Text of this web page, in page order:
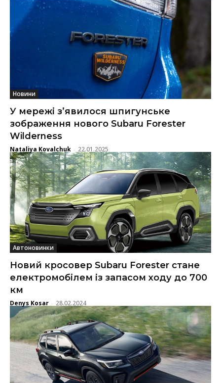
Новини
У мережі з’явилося шпигунське
зображення нового Subaru Forester
Wilderness
Nataliya Kovalchuk - 22.01.2025
Автоновинки
Новий кросовер Subaru Forester стане
електромобілем із запасом ходу до 700
км
Denys Kosar - 28.02.2024